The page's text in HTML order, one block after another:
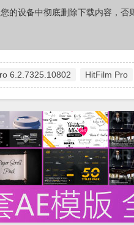
的设备中彻底删除下载内容，
6.2.7325.10802 HitFilm Pro